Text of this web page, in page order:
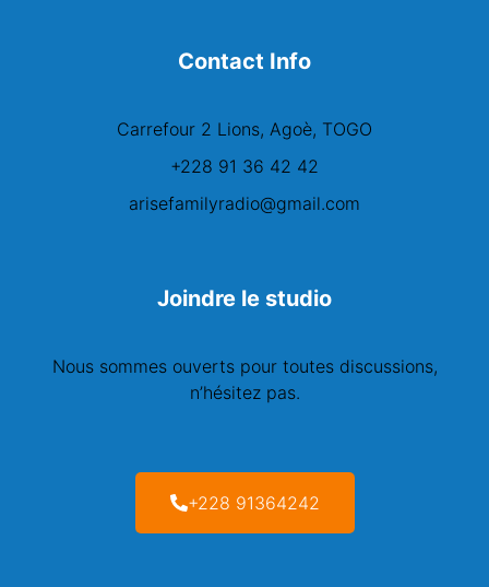
Contact Info
Carrefour 2 Lions, Agoè, TOGO
+228 91 36 42 42
arisefamilyradio@gmail.com
Joindre le studio
Nous sommes ouverts pour toutes discussions,
n’hésitez pas.
+228 91364242